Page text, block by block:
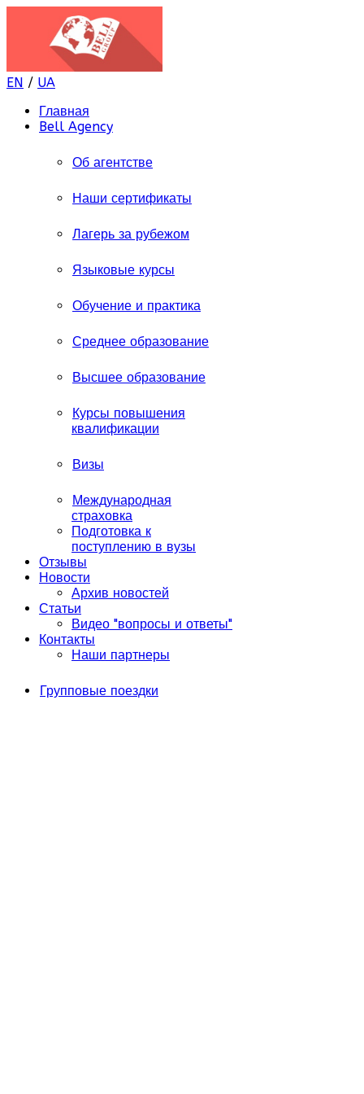
EN / UA
Главная
Bell Agency
Об агентстве
Наши сертификаты
Лагерь за рубежом
Языковые курсы
Обучение и практика
Среднее образование
Высшее образование
Курсы повышения
квалификации
Визы
Международная
страховка
Подготовка к
поступлению в вузы
Отзывы
Новости
Архив новостей
Статьи
Видео "вопросы и ответы"
Контакты
Наши партнеры
Групповые поездки